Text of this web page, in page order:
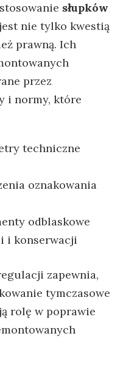
słupków
nie tylko kwestią
prawną. Ich
przez
i normy, które
techniczne
oznakowania
odblaskowe
i konserwacji
zapewnia,
tymczasowe
rolę w poprawie